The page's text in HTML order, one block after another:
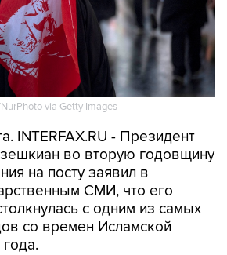
via Getty Images
INTERFAX.RU - Президент
во вторую годовщину
на посту заявил в
СМИ, что его
с одним из самых
со времен Исламской